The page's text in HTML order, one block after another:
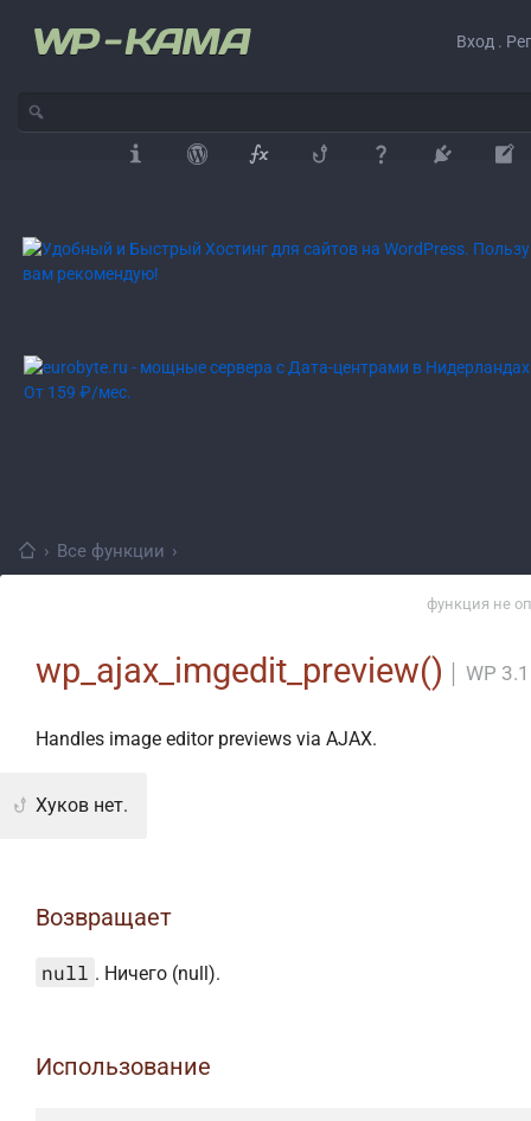
Вход .
› Все функции ›
функция не
wp_ajax_imgedit_preview() WP
Handles image editor previews via AJAX.
Хуков нет.
Возвращает
null . Ничего (null).
Использование